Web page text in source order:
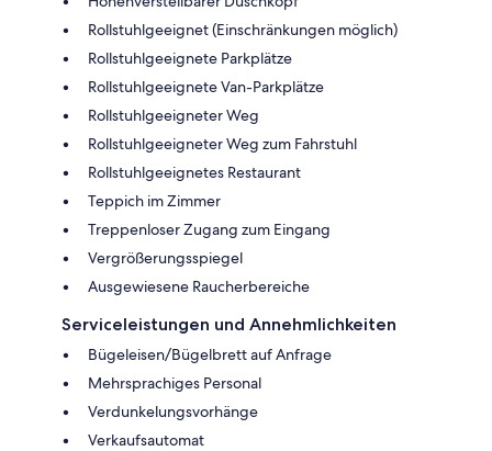
Rollstuhlgeeignet (Einschränkungen möglich)
Rollstuhlgeeignete Parkplätze
Rollstuhlgeeignete Van-Parkplätze
Rollstuhlgeeigneter Weg
Rollstuhlgeeigneter Weg zum Fahrstuhl
Rollstuhlgeeignetes Restaurant
Teppich im Zimmer
Treppenloser Zugang zum Eingang
Vergrößerungsspiegel
Ausgewiesene Raucherbereiche
Serviceleistungen und Annehmlichkeiten
Bügeleisen/Bügelbrett auf Anfrage
Mehrsprachiges Personal
Verdunkelungsvorhänge
Verkaufsautomat